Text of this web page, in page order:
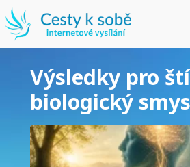
Výsledky pro
biologický